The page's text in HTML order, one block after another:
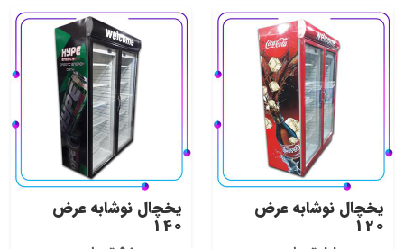
یخچال نوشابه عرض
120
یخچال نوشابه عرض
140